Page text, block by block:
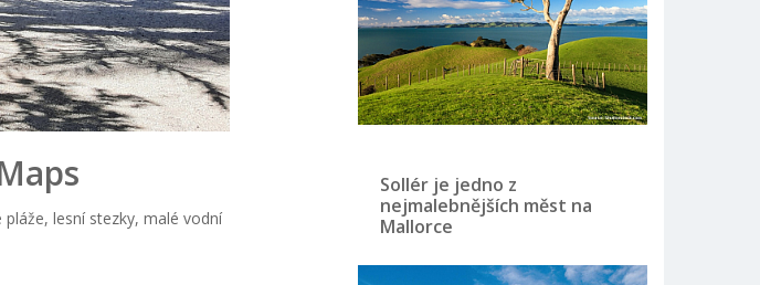
lesní stezky, malé vodní
Sollér je jedno z
nejmalebnějších měst na
Mallorce